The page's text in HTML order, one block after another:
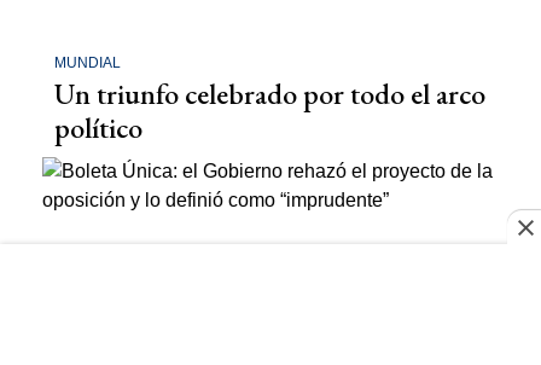
MUNDIAL
Un triunfo celebrado por todo el arco
político